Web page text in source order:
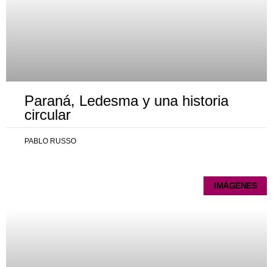
Paraná, Ledesma y una historia
circular
PABLO RUSSO
IMÁGENES